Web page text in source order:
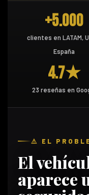
+5.000
clientes en LATAM,
España
4.7★
23 reseñas en
⚠️ EL
El
aparece